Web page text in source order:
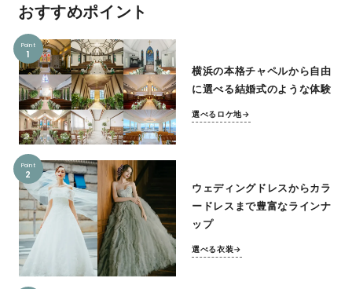
おすすめポイント
Point
1
横浜の本格チャペルから自由
に選べる結婚式のような体験
選べるロケ地→
Point
2
ウェディングドレスからカラ
ードレスまで豊富なラインナ
ップ
選べる衣装→